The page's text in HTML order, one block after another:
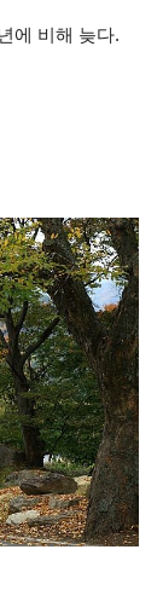
에 비해 늦다.